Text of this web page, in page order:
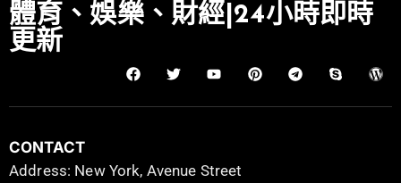
體育、娛樂、財經|24小時即時
更新
CONTACT
Address: New York, Avenue Street